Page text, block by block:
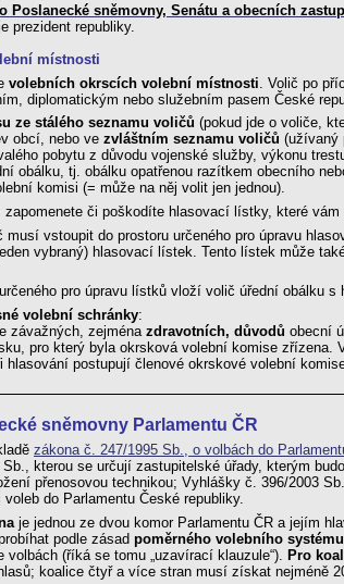
Poslanecké sněmovny, Senátu a obecních
prezident republiky.
místnosti
volebních okrscích volební místnosti . Volič po
diplomatickým nebo služebním pasem České
ze stálého seznamu voličů (pokud jde o voliče,
obcí, nebo ve zvláštním seznamu voličů (užívaný
pobytu z důvodu vojenské služby, výkonu
obálku, tj. obálku opatřenou razítkem obecního
komisi (= může na něj volit jen jednou).
či poškodíte hlasovací lístky, které
musí vstoupit do prostoru určeného pro úpravu
vybraný) hlasovací lístek. Tento lístek může
pro úpravu lístků vloží volič úřední obálku
volební schránky:
závažných, zejména zdravotních, důvodů obecní
pro který byla okrsková volební komise
hlasování postupují členové okrskové volební
sněmovny Parlamentu ČR
zákona č. 247/1995 Sb., o volbách do
kterou se určují zastupitelské úřady, kterým
přenosovou technikou; Vyhlášky č. 396/2003
do Parlamentu České republiky.
je jednou ze dvou komor Parlamentu ČR a jejím
podle zásad poměrného volebního systému
volbách (říká se tomu „uzavírací klauzule“). Pro
koalice čtyř a více stran musí získat nejméně